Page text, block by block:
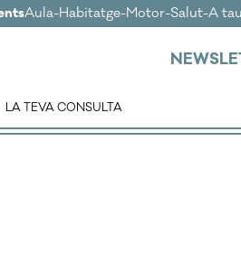
Aula-Habitatge-Motor-Salut-A
LA TEVA CONSULTA